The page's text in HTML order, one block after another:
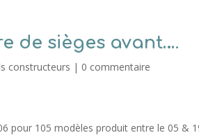
de sièges avant….
constructeurs | 0 commentaire
pour 105 modèles produit entre le 05 &